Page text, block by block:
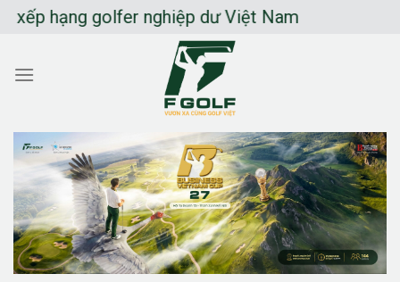
Chuyển
dung
golfer nghiệp dư Việt Nam